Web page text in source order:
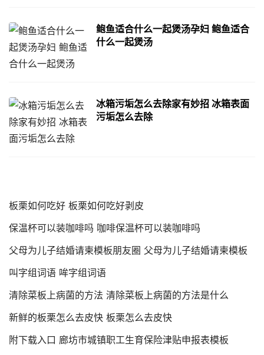
鲍鱼适合什么一起煲汤孕妇 鲍鱼适合
什么一起煲汤
冰箱污垢怎么去除家有妙招 冰箱表面
污垢怎么去除
板栗如何吃好 板栗如何吃好剥皮
保温杯可以装咖啡吗 咖啡保温杯可以装咖啡吗
父母为儿子结婚请柬模板朋友圈 父母为儿子结婚请柬模板
叫字组词语 哞字组词语
清除菜板上病菌的方法 清除菜板上病菌的方法是什么
新鲜的板栗怎么去皮快 板栗怎么去皮快
附下载入口 廊坊市城镇职工生育保险津贴申报表模板